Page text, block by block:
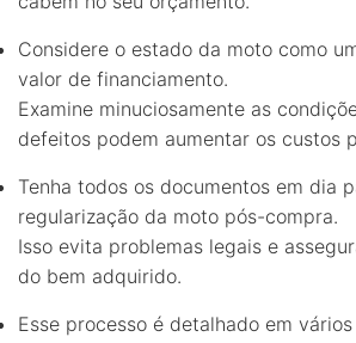
Considere o estado da moto como
valor de financiamento.
Examine minuciosamente as
defeitos podem aumentar os custos
Tenha todos os documentos em dia
regularização da moto pós-compra.
Isso evita problemas legais e
do bem adquirido.
Esse processo é detalhado em